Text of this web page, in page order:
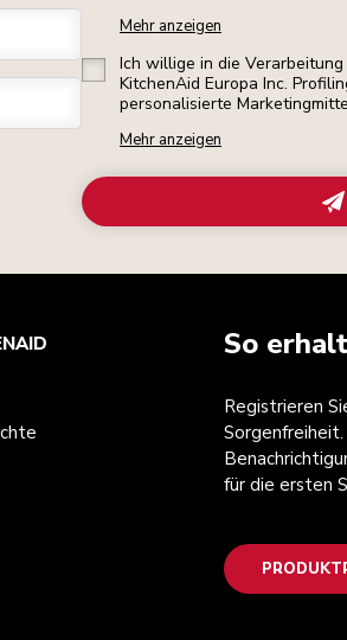
Mehr anzeigen
Ich willige in die
KitchenAid Europa Inc.
personalisierte
Mehr anzeigen
So
Registrieren
für die ersten